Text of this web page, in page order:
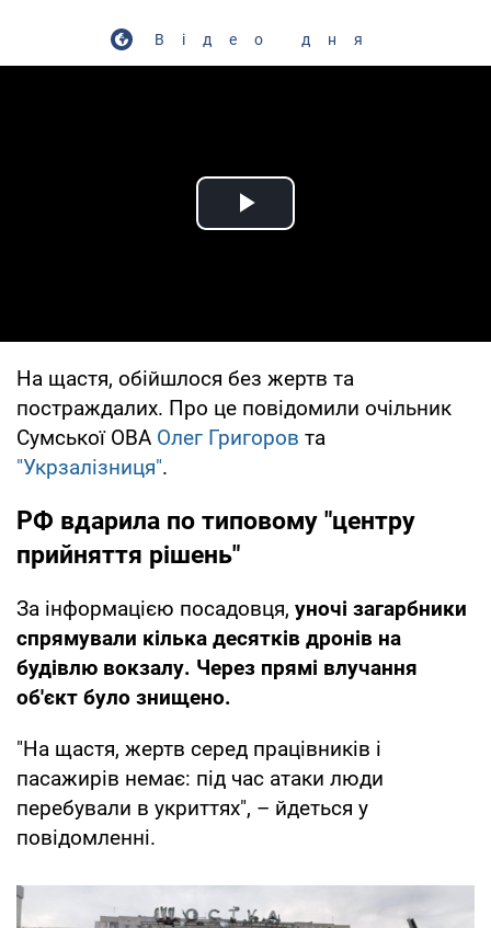
Відео дня
Play Video
На щастя, обійшлося без жертв та
постраждалих. Про це повідомили очільник
Сумської ОВА Олег Григоров та
"Укрзалізниця".
РФ вдарила по типовому "центру
прийняття рішень"
За інформацією посадовця, уночі загарбники
спрямували кілька десятків дронів на
будівлю вокзалу. Через прямі влучання
об'єкт було знищено.
"На щастя, жертв серед працівників і
пасажирів немає: під час атаки люди
перебували в укриттях", – йдеться у
повідомленні.